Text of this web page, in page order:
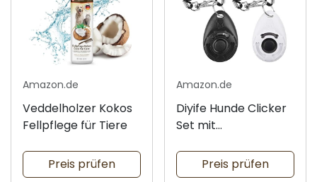
Amazon.de
Veddelholzer Kokos
Fellpflege für Tiere
Preis prüfen
Amazon.de
Diyife Hunde Clicker
Set mit
Preis prüfen